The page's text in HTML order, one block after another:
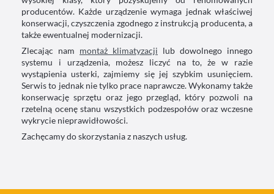
producentów. Każde urządzenie wymaga jednak właściwej
konserwacji, czyszczenia zgodnego z instrukcją producenta, a
także ewentualnej modernizacji.
Zlecając nam montaż klimatyzacji lub dowolnego innego
systemu i urządzenia, możesz liczyć na to, że w razie
wystąpienia usterki, zajmiemy się jej szybkim usunięciem.
Serwis to jednak nie tylko prace naprawcze. Wykonamy także
konserwację sprzętu oraz jego przegląd, który pozwoli na
rzetelną ocenę stanu wszystkich podzespołów oraz wczesne
wykrycie nieprawidłowości.
Zachęcamy do skorzystania z naszych usług.